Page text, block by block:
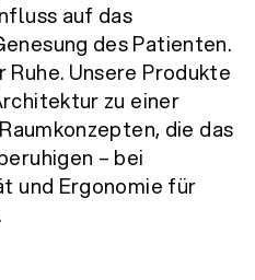
auf das
des Patienten.
Unsere Produkte
zu einer
die das
– bei
und Ergonomie für